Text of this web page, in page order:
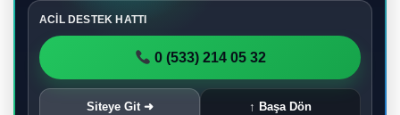
ACİL DESTEK HATTI
0 (533) 214 05 32
Siteye Git ➜ ↑ Başa Dön